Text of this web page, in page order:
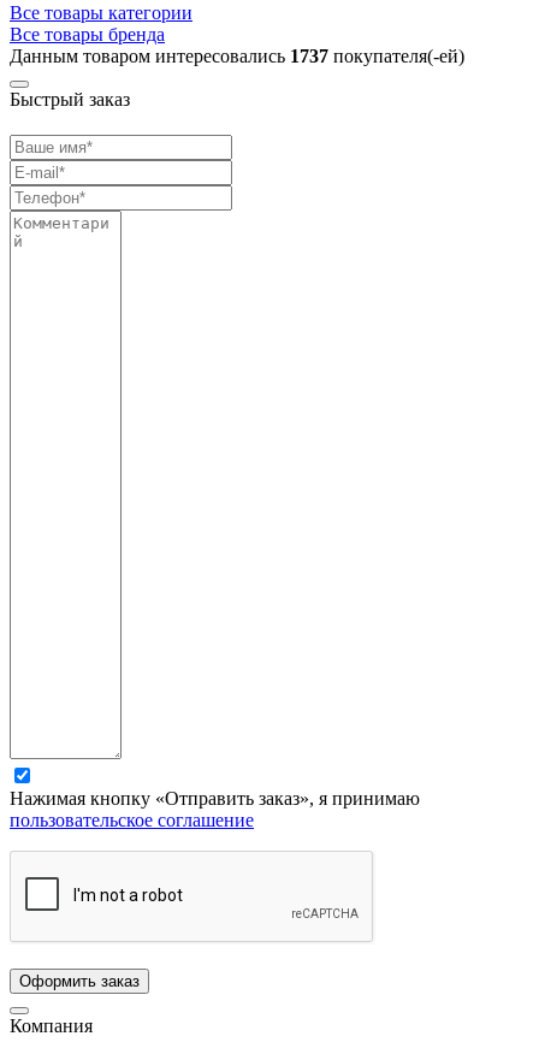
Все товары категории
Все товары бренда
Данным товаром интересовались 1737 покупателя(-ей)
Быстрый заказ
Нажимая кнопку «Отправить заказ», я принимаю
пользовательское соглашение
Компания